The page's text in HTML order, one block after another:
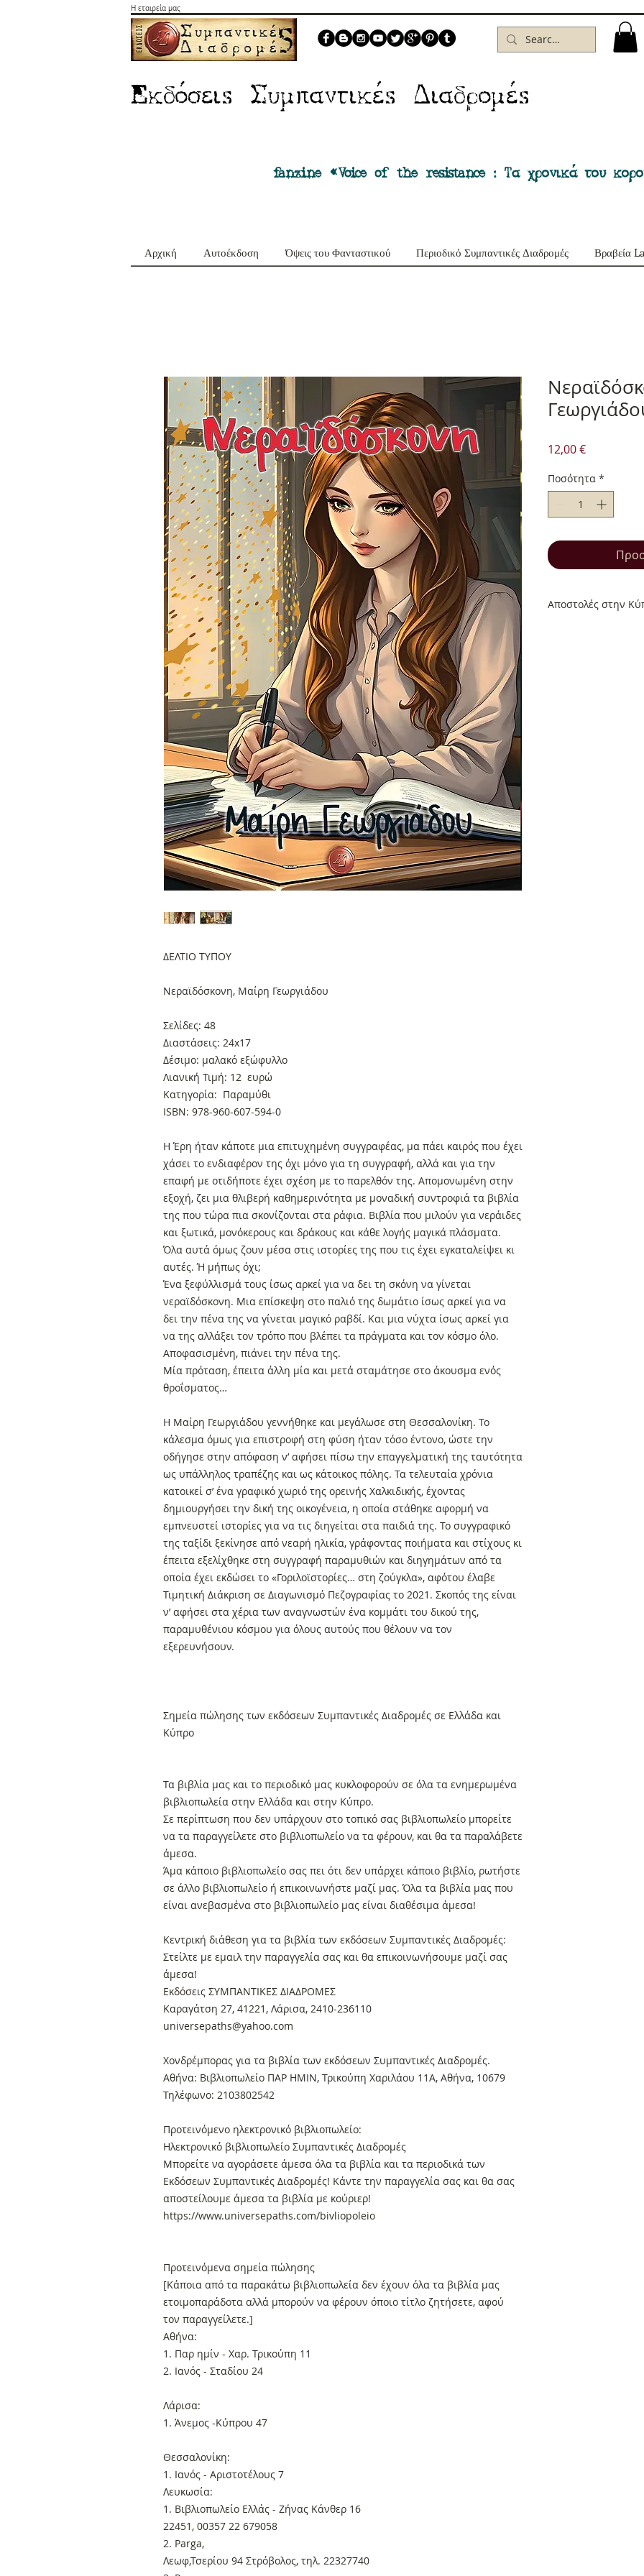
Η εταιρεία μας
Eκδόσειs Συμπαντικέs Διαδρομέs
fanzine «Voice of the resistance : Τα χρονικά του
Αρχική Αυτοέκδοση Όψεις του Φανταστικού Περιοδικό Συμπαντικές Διαδρομές Βραβεία
ΔΕΛΤΙΟ ΤΥΠΟΥ
Νεραϊδόσκονη, Μαίρη Γεωργιάδου
Σελίδες: 48
Διαστάσεις: 24x17
Δέσιμο: μαλακό εξώφυλλο
Λιανική Τιμή: 12 ευρώ
Κατηγορία: Παραμύθι
ISBN: 978-960-607-594-0
Η Έρη ήταν κάποτε μια επιτυχημένη συγγραφέας, μα πάει καιρός που έχει
χάσει το ενδιαφέρον της όχι μόνο για τη συγγραφή, αλλά και για την
επαφή με οτιδήποτε έχει σχέση με το παρελθόν της. Απομονωμένη στην
εξοχή, ζει μια θλιβερή καθημερινότητα με μοναδική συντροφιά τα βιβλία
της που τώρα πια σκονίζονται στα ράφια. Βιβλία που μιλούν για νεράιδες
και ξωτικά, μονόκερους και δράκους και κάθε λογής μαγικά πλάσματα.
Όλα αυτά όμως ζουν μέσα στις ιστορίες της που τις έχει εγκαταλείψει κι
αυτές. Ή μήπως όχι;
Ένα ξεφύλλισμά τους ίσως αρκεί για να δει τη σκόνη να γίνεται
νεραϊδόσκονη. Μια επίσκεψη στο παλιό της δωμάτιο ίσως αρκεί για να
δει την πένα της να γίνεται μαγικό ραβδί. Και μια νύχτα ίσως αρκεί για
να της αλλάξει τον τρόπο που βλέπει τα πράγματα και τον κόσμο όλο.
Αποφασισμένη, πιάνει την πένα της.
Μία πρόταση, έπειτα άλλη μία και μετά σταμάτησε στο άκουσμα ενός
θροΐσματος…
Η Μαίρη Γεωργιάδου γεννήθηκε και μεγάλωσε στη Θεσσαλονίκη. Το
κάλεσμα όμως για επιστροφή στη φύση ήταν τόσο έντονο, ώστε την
οδήγησε στην απόφαση ν’ αφήσει πίσω την επαγγελματική της ταυτότητα
ως υπάλληλος τραπέζης και ως κάτοικος πόλης. Τα τελευταία χρόνια
κατοικεί σ’ ένα γραφικό χωριό της ορεινής Χαλκιδικής, έχοντας
δημιουργήσει την δική της οικογένεια, η οποία στάθηκε αφορμή να
εμπνευστεί ιστορίες για να τις διηγείται στα παιδιά της. Το συγγραφικό
της ταξίδι ξεκίνησε από νεαρή ηλικία, γράφοντας ποιήματα και στίχους κι
έπειτα εξελίχθηκε στη συγγραφή παραμυθιών και διηγημάτων από τα
οποία έχει εκδώσει το «Γοριλοϊστορίες… στη ζούγκλα», αφότου έλαβε
Τιμητική Διάκριση σε Διαγωνισμό Πεζογραφίας το 2021. Σκοπός της είναι
ν’ αφήσει στα χέρια των αναγνωστών ένα κομμάτι του δικού της,
παραμυθένιου κόσμου για όλους αυτούς που θέλουν να τον
εξερευνήσουν.
Σημεία πώλησης των εκδόσεων Συμπαντικές Διαδρομές σε Ελλάδα και
Κύπρο
Τα βιβλία μας και το περιοδικό μας κυκλοφορούν σε όλα τα ενημερωμένα
βιβλιοπωλεία στην Ελλάδα και στην Κύπρο.
Σε περίπτωση που δεν υπάρχουν στο τοπικό σας βιβλιοπωλείο μπορείτε
να τα παραγγείλετε στο βιβλιοπωλείο να τα φέρουν, και θα τα παραλάβετε
άμεσα.
Άμα κάποιο βιβλιοπωλείο σας πει ότι δεν υπάρχει κάποιο βιβλίο, ρωτήστε
σε άλλο βιβλιοπωλείο ή επικοινωνήστε μαζί μας. Όλα τα βιβλία μας που
είναι ανεβασμένα στο βιβλιοπωλείο μας είναι διαθέσιμα άμεσα!
Κεντρική διάθεση για τα βιβλία των εκδόσεων Συμπαντικές Διαδρομές:
Στείλτε με εμαιλ την παραγγελία σας και θα επικοινωνήσουμε μαζί σας
άμεσα!
Εκδόσεις ΣΥΜΠΑΝΤΙΚΕΣ ΔΙΑΔΡΟΜΕΣ
Καραγάτση 27, 41221, Λάρισα, 2410-236110
universepaths@yahoo.com
Xονδρέμπορας για τα βιβλία των εκδόσεων Συμπαντικές Διαδρομές.
Αθήνα: Βιβλιοπωλείο ΠΑΡ ΗΜΙΝ, Τρικούπη Χαριλάου 11Α, Αθήνα, 10679
Τηλέφωνο: 2103802542
Προτεινόμενο ηλεκτρονικό βιβλιοπωλείο:
Ηλεκτρονικό βιβλιοπωλείο Συμπαντικές Διαδρομές
Μπορείτε να αγοράσετε άμεσα όλα τα βιβλία και τα περιοδικά των
Εκδόσεων Συμπαντικές Διαδρομές! Κάντε την παραγγελία σας και θα σας
αποστείλουμε άμεσα τα βιβλία με κούριερ!
https://www.universepaths.com/bivliopoleio
Προτεινόμενα σημεία πώλησης
[Κάποια από τα παρακάτω βιβλιοπωλεία δεν έχουν όλα τα βιβλία μας
ετοιμοπαράδοτα αλλά μπορούν να φέρουν όποιο τίτλο ζητήσετε, αφού
τον παραγγείλετε.]
Αθήνα:
1. Παρ ημίν - Χαρ. Τρικούπη 11
2. Ιανός - Σταδίου 24
Λάρισα:
1. Άνεμος -Κύπρου 47
Θεσσαλονίκη:
1. Ιανός - Αριστοτέλους 7
Λευκωσία:
1. Βιβλιοπωλείο Ελλάς - Ζήνας Κάνθερ 16
22451, 00357 22 679058
2. Parga,
Λεωφ,Τσερίου 94 Στρόβολος, τηλ. 22327740
12,00 €Τιμή
Ποσότητα *
Αποστολές στην
Οι αποστολές